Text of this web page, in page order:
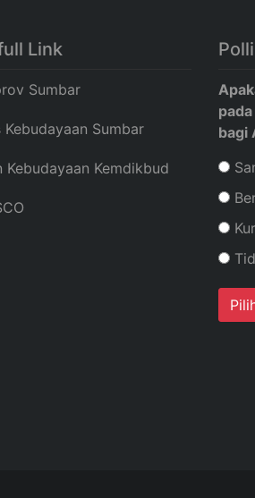
Link
Sumbar
Kebudayaan Sumbar
Kebudayaan Kemdikbud
bagi